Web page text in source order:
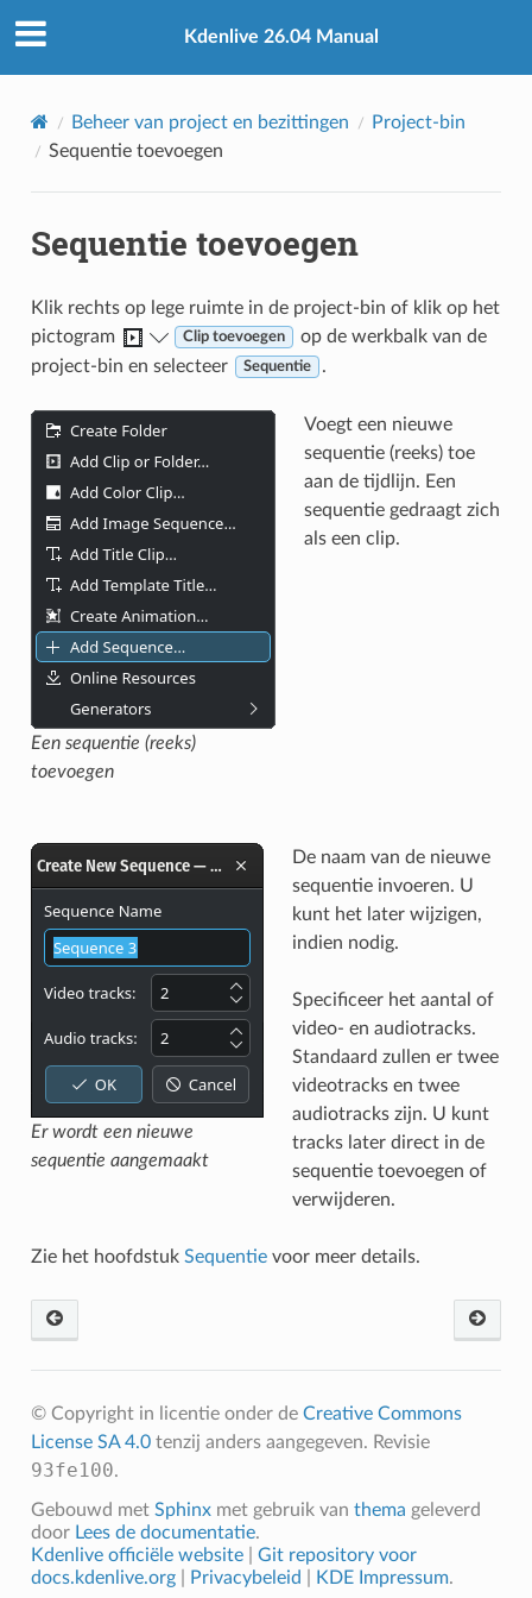
Kdenlive 26.04 Manual
Beheer van project en bezittingen
Project-bin
Sequentie toevoegen
Sequentie toevoegen
Klik rechts op lege ruimte in de project-bin of klik op het
pictogram
Clip toevoegen
op de werkbalk van de
project-bin en selecteer
Sequentie .
Een sequentie (reeks)
toevoegen
Voegt een nieuwe
sequentie (reeks) toe
aan de tijdlijn. Een
sequentie gedraagt zich
als een clip.
Er wordt een nieuwe
sequentie aangemaakt
De naam van de nieuwe
sequentie invoeren. U
kunt het later wijzigen,
indien nodig.
Specificeer het aantal of
video- en audiotracks.
Standaard zullen er twee
videotracks en twee
audiotracks zijn. U kunt
tracks later direct in de
sequentie toevoegen of
verwijderen.
Zie het hoofdstuk Sequentievoor meer details.
© Copyright in licentie onder de Creative Commons
License SA 4.0tenzij anders aangegeven. Revisie
93fe100.
Gebouwd met Sphinxmet gebruik van thema geleverd
door Lees de documentatie.
Kdenlive officiële website| Git repository voor
docs.kdenlive.org
Privacybeleid KDE Impressum.